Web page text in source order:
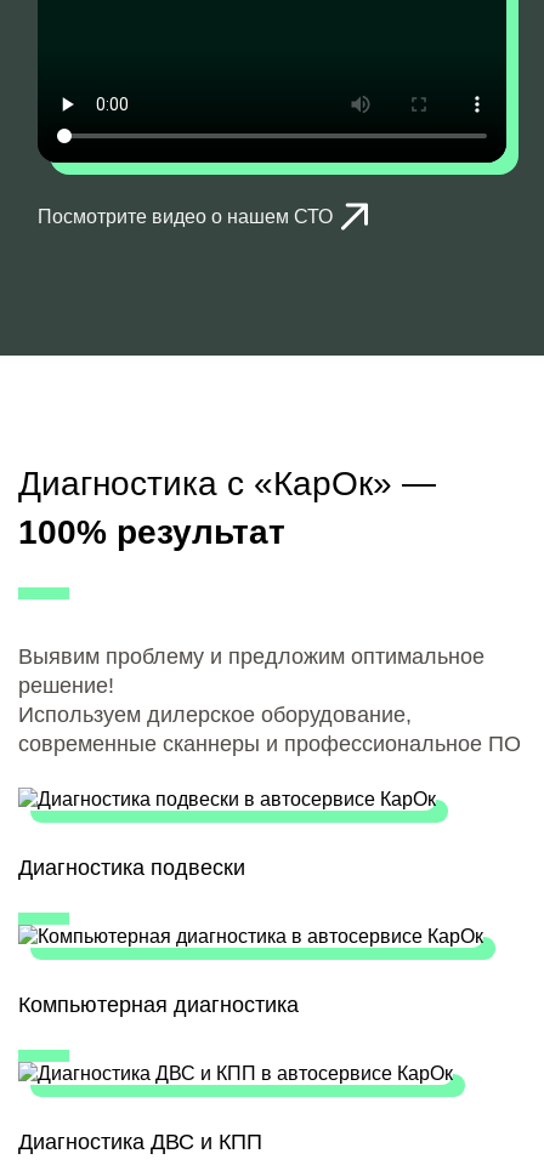
Посмотрите видео о нашем СТО
Диагностика с «КарОк» —
100% результат
Выявим проблему и предложим оптимальное
решение!
Используем дилерское оборудование,
современные сканнеры и профессиональное ПО
Диагностика подвески
Компьютерная диагностика
Диагностика ДВС и КПП